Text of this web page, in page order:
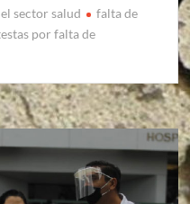
sector salud
falta de
por falta de